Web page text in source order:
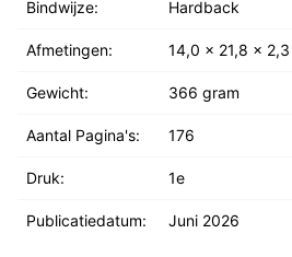
Bindwijze: Hardback
Afmetingen: 14,0 x 21,8 x
Gewicht: 366 gram
Aantal Pagina's: 176
Druk: 1e
Publicatiedatum: Juni 2026